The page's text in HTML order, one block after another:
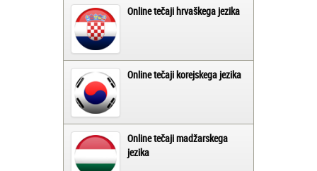
Online tečaji hrvaškega jezika
Online tečaji korejskega jezika
Online tečaji madžarskega
jezika